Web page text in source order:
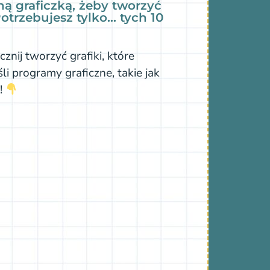
graficzką, żeby tworzyć
tylko… tych 10
tworzyć grafiki, które
programy graficzne, takie jak